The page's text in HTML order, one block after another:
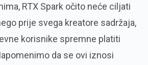
RTX Spark očito neće ciljati
prije svega kreatore sadržaja,
korisnike spremne platiti
da se ovi iznosi